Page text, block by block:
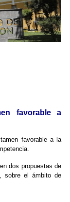
favorable a
favorable a la
dos propuestas de
sobre el ámbito de